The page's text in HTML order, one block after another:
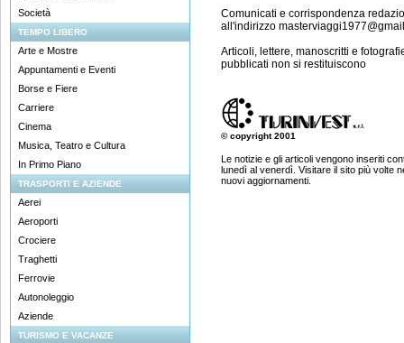
Società
TEMPO LIBERO
Arte e Mostre
Appuntamenti e Eventi
Borse e Fiere
Carriere
Cinema
Musica, Teatro e Cultura
In Primo Piano
TRASPORTI E AZIENDE
Aerei
Aeroporti
Crociere
Traghetti
Ferrovie
Autonoleggio
Aziende
TURISMO E VACANZE
Comunicati e corrispondenza
all'indirizzo
Articoli, lettere, manoscritti e
pubblicati non si restituiscono
© copyright 2001
Le notizie e gli articoli vengono inseriti
lunedì al venerdì. Visitare il sito più volte
nuovi aggiornamenti.